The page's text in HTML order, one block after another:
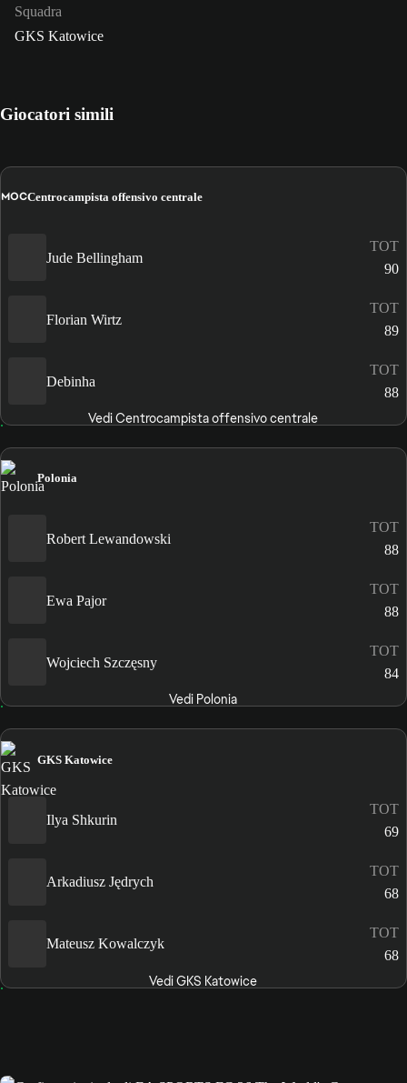
Squadra
GKS Katowice
Giocatori simili
MOCCentrocampista offensivo centrale
Jude Bellingham
TOT
90
Florian Wirtz
TOT
89
Debinha
TOT
88
Vedi Centrocampista offensivo centrale
Polonia
Robert Lewandowski
TOT
88
Ewa Pajor
TOT
88
Wojciech Szczęsny
TOT
84
Vedi Polonia
GKS Katowice
Ilya Shkurin
TOT
69
Arkadiusz Jędrych
TOT
68
Mateusz Kowalczyk
TOT
68
Vedi GKS Katowice